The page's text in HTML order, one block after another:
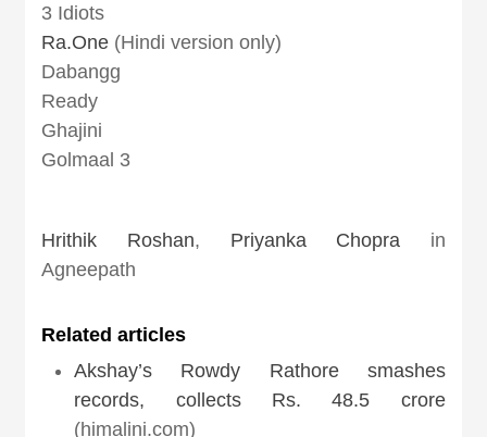
3 Idiots
Ra.One (Hindi version only)
Dabangg
Ready
Ghajini
Golmaal 3
Hrithik Roshan, Priyanka Chopra in
Agneepath
Related articles
Akshay’s Rowdy Rathore smashes
records, collects Rs. 48.5 crore
(himalini.com)